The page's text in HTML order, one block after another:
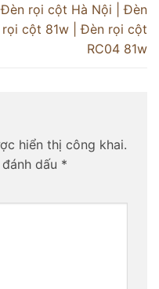
Đèn rọi cột Hà Nội | Đèn
rọi cột 81w | Đèn rọi cột
RC04 81w
hiển thị công khai.
dấu *